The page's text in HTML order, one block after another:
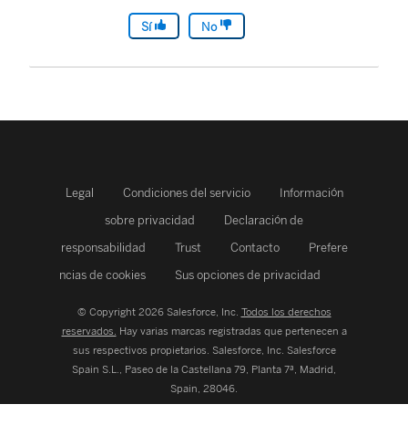
Sí No
Legal Condiciones del servicio
Información
sobre privacidad
Declaración de
responsabilidad
Trust Contacto
Prefere
ncias de cookies
Sus opciones de privacidad
© Copyright 2026 Salesforce, Inc. Todos los derechos
reservados. Hay varias marcas registradas que pertenecen a
sus respectivos propietarios. Salesforce, Inc. Salesforce
Spain S.L., Paseo de la Castellana 79, Planta 7ª, Madrid,
Spain, 28046.